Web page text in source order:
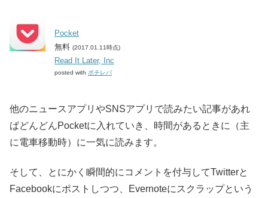
Pocket
無料 (2017.01.11時点)
Read It Later, Inc
posted with ポチレバ
他のニュースアプリやSNSアプリで読みたい記事があれ
ばどんどんPocketに入れていき、時間があるときに（主
に電車移動時）に一気に読みます。
そして、とにかく瞬間的にコメントを付与してTwitterと
Facebookにポストしつつ、Evernoteにスクラップという